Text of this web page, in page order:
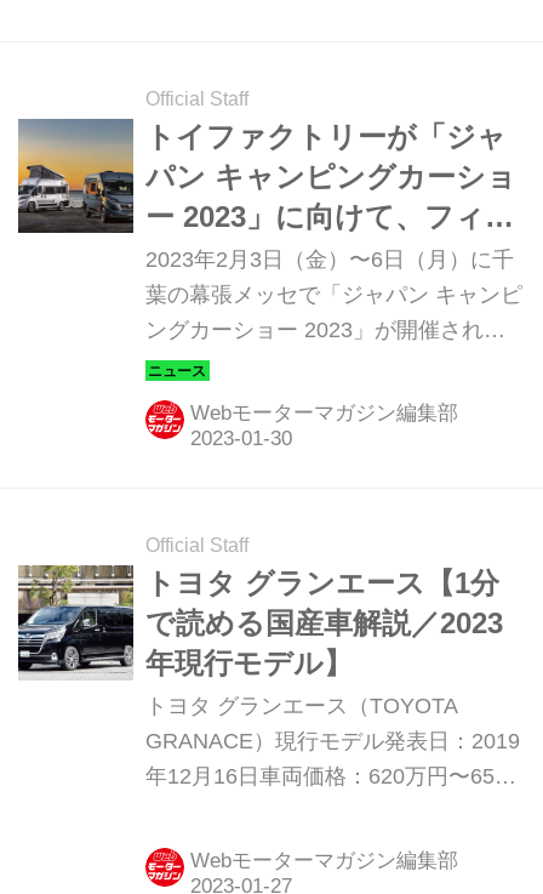
Official Staff
トイファクトリーが「ジャ
パン キャンピングカーショ
ー 2023」に向けて、フィア
ット デュカトをベースにし
た新型キャンピングカーな
どを発表
2023年2月3日（金）〜6日（月）に千
葉の幕張メッセで「ジャパン キャンピ
ングカーショー 2023」が開催される
が、トイファクトリーではフィアット
デュカトがベースのオリジナル新型キ
ャンピングカーなどを発表する。
Webモーターマガジン編集部
Official Staff
トヨタ グランエース【1分
で読める国産車解説／2023
年現行モデル】
トヨタ グランエース（TOYOTA
GRANACE）現行モデル発表日：2019
年12月16日車両価格：620万円〜650
Webモーターマガジン編集部